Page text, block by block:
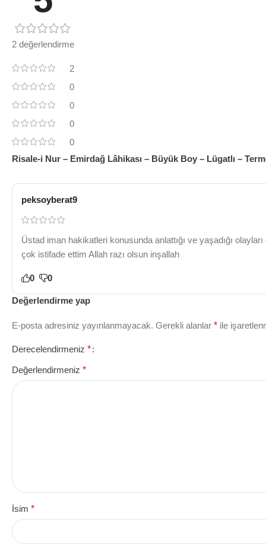
2 değerlendirme
2
0
0
0
0
Risale-i Nur – Emirdağ Lâhikası – Büyük Boy – Lügatlı –
peksoyberat9
Üstad iman hakikatleri konusunda anlattığı ve yaşadığı
çok istifade ettim Allah razı olsun inşallah
0 0
Değerlendirme yap
E-posta adresiniz yayınlanmayacak. Gerekli alanlar * ile
Derecelendirmeniz *
Değerlendirmeniz *
İsim *